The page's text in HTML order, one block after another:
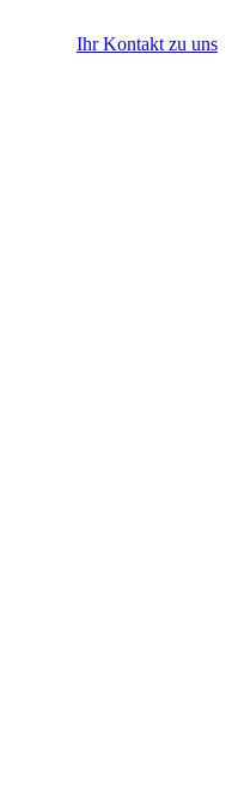
Ihr Kontakt zu uns